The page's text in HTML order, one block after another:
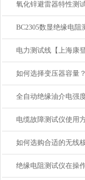
电力测试线【上海康
如何选择变压器容量？
电缆故障测试仪使用